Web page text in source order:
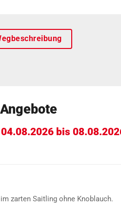
Angebote
bis
zarten Saitling ohne Knoblauch.